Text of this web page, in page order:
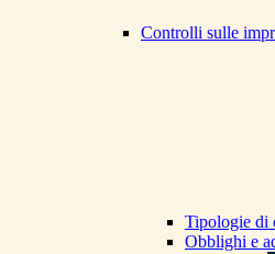
Controlli sulle
Tipologie di
Obblighi e